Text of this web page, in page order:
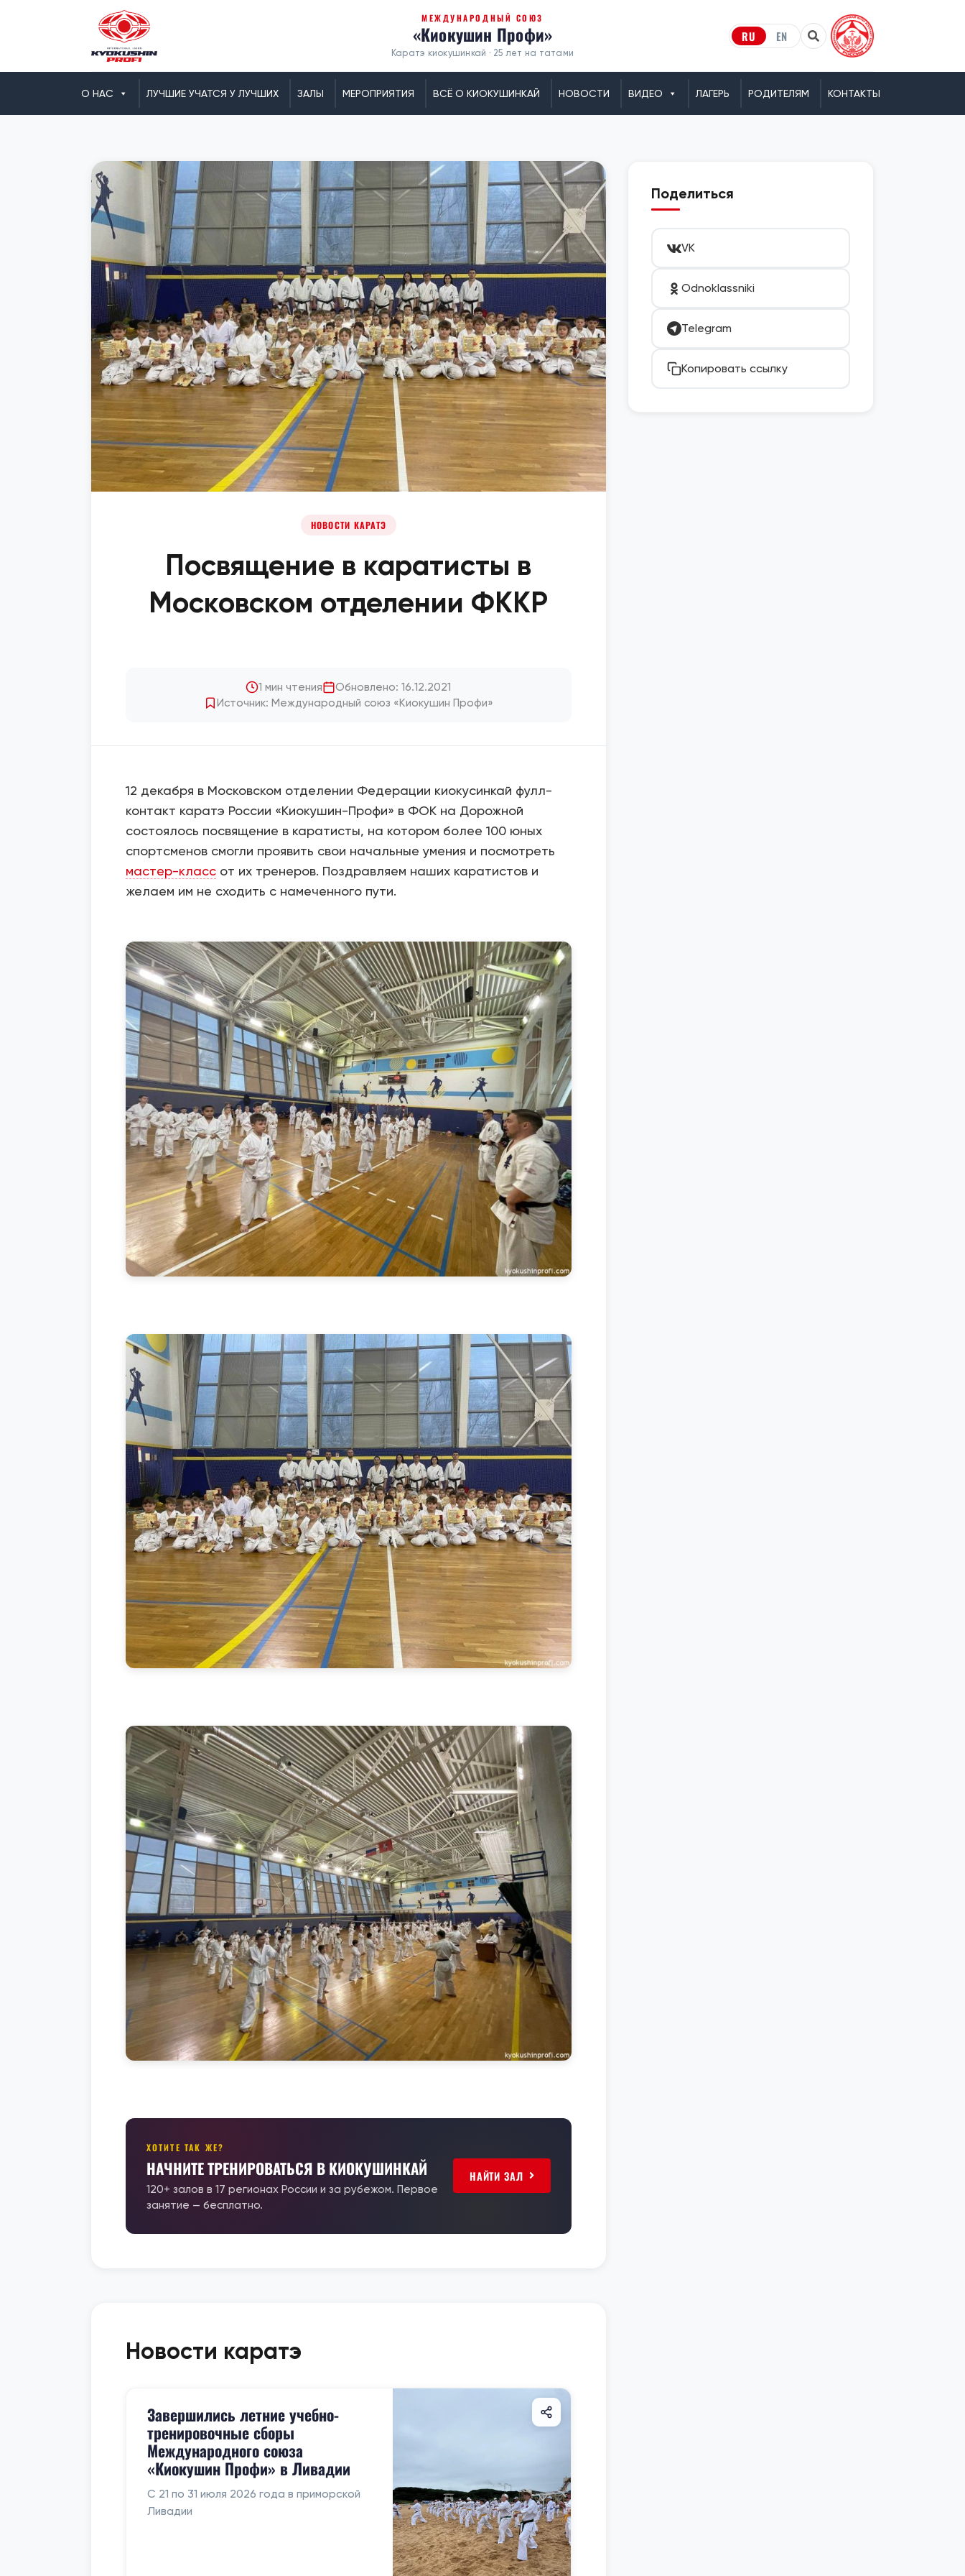
МЕЖДУНАРОДНЫЙ СОЮЗ
«Киокушин Профи»
Каратэ киокушинкай · 25 лет на татами
RU EN
О НАС ЛУЧШИЕ УЧАТСЯ У ЛУЧШИХ ЗАЛЫ МЕРОПРИЯТИЯ ВСЁ О КИОКУШИНКАЙ НОВОСТИ ВИДЕО ЛАГЕРЬ РОДИТЕЛЯМ КОНТАКТЫ
НОВОСТИ КАРАТЭ
Посвящение в каратисты в
Московском отделении ФККР
1 мин чтения
Обновлено: 16.12.2021
Источник: Международный союз «Киокушин Профи»
12 декабря в Московском отделении Федерации киокусинкай фулл-
контакт каратэ России «Киокушин-Профи» в ФОК на Дорожной
состоялось посвящение в каратисты, на котором более 100 юных
спортсменов смогли проявить свои начальные умения и посмотреть
мастер-класс от их тренеров. Поздравляем наших каратистов и
желаем им не сходить с намеченного пути.
ХОТИТЕ ТАК ЖЕ?
НАЧНИТЕ ТРЕНИРОВАТЬСЯ В КИОКУШИНКАЙ
120+ залов в 17 регионах России и за рубежом. Первое
занятие — бесплатно.
НАЙТИ ЗАЛ
Новости каратэ
Завершились летние учебно-
тренировочные сборы
Международного союза
«Киокушин Профи» в Ливадии
С 21 по 31 июля 2026 года в приморской
Ливадии
Поделиться
VK
Odnoklassniki
Telegram
Копировать ссылку